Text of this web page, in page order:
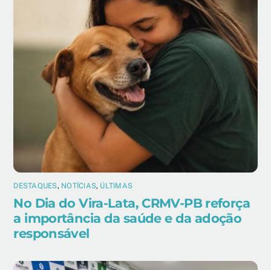
DESTAQUES, NOTÍCIAS, ÚLTIMAS
No Dia do Vira-Lata, CRMV-PB reforça
a importância da saúde e da adoção
responsável